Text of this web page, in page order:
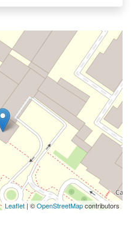
Leaflet| ©OpenStreetMapcontributors